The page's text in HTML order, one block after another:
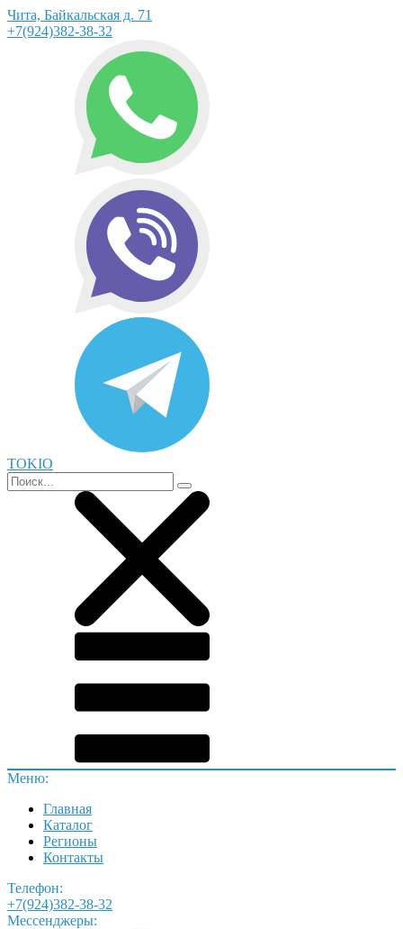
Чита, Байкальская д. 71
+7(924)382-38-32
TOKIO
Меню:
Главная
Каталог
Регионы
Контакты
Телефон:
+7(924)382-38-32
Мессенджеры: